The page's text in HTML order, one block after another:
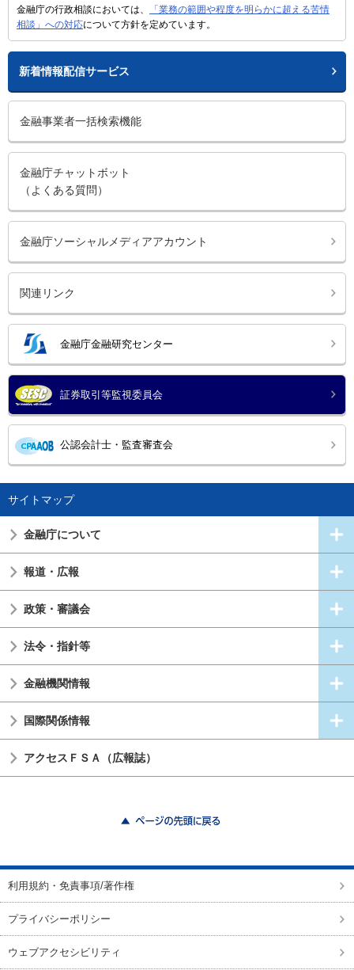
金融庁の行政相談においては、
「業務の範囲や程度を明らかに超える苦情
相談」への対応について方針を定めています。
新着情報配信サービス
金融事業者一括検索機能
金融庁チャットボット
（よくある質問）
金融庁ソーシャルメディアアカウント
関連リンク
金融庁金融研究センター
証券取引等監視委員会
公認会計士・監査審査会
サイトマップ
金融庁について
報道・広報
政策・審議会
法令・指針等
金融機関情報
国際関係情報
アクセスＦＳＡ（広報誌）
利用規約・免責事項/著作権
プライバシーポリシー
ウェブアクセシビリティ